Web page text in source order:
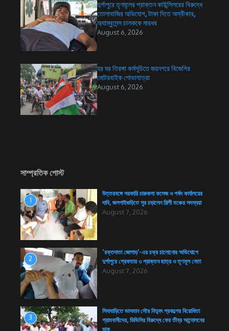
দুর্গাপুরে তৃণমূলের প্রাক্তন কাউন্সিলরের বিরুদ্ধে
তোলাবাজির অভিযোগ, টাকা দিতে অস্বীকার,
অ্যাম্বুলেন্স চালককে মারধর
August 6, 2026
হর ঘর তিরঙ্গা কর্মসূচিতে জয়নগরে বিজেপির
মোটরবাইক শোভাযাত্রা
August 6, 2026
সাম্প্রতিক পোস্ট
1
উত্তরবঙ্গে সরকারি চারুকলা কলেজ ও পর্ষদ কার্যালয়ের
দাবি, জলপাইগুড়িতে সুর চড়ালেন শিল্পী মঞ্চের সদস্যরা
August 7, 2026
2
‘রক্তদাতা জোগাড়’-এর চক্র চালোনোর অভিযোগে
দুর্গাপুরে গ্রেফতার ৩ প্রাক্তন ছাত্র ও তৃণমূল নেতা
August 7, 2026
3
সিদাবাড়িতে ভাসমান সৌর বিদ্যুৎ প্রকল্পের বিরোধিতা
গ্রামবাসীদের, ডিভিসির বিরুদ্ধে ফের তীব্র আন্দোলনের